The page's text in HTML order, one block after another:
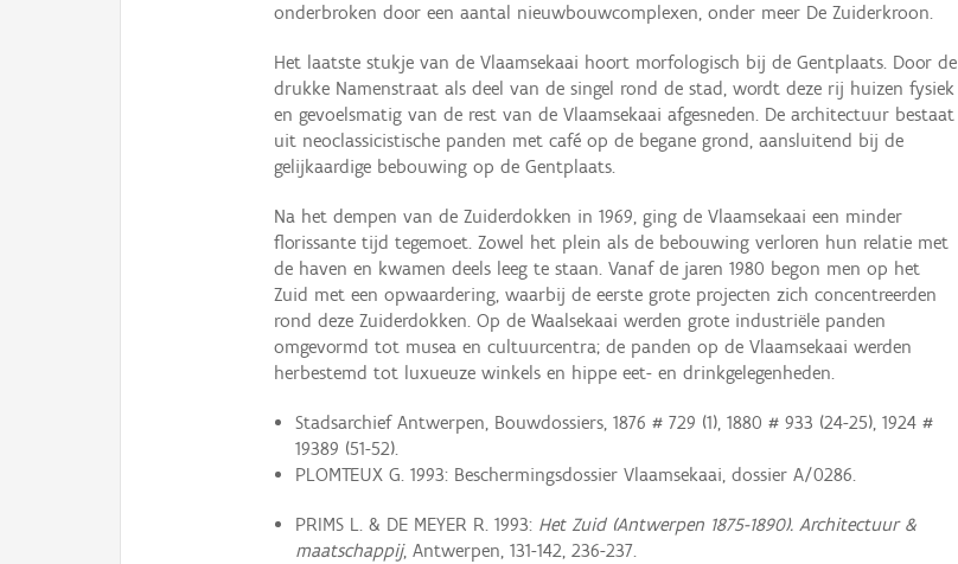
onderbroken door een aantal nieuwbouwcomplexen, onder meer De Zuiderkroon.
Het laatste stukje van de Vlaamsekaai hoort morfologisch bij de Gentplaats. Door de
drukke Namenstraat als deel van de singel rond de stad, wordt deze rij huizen fysiek
en gevoelsmatig van de rest van de Vlaamsekaai afgesneden. De architectuur bestaat
uit neoclassicistische panden met café op de begane grond, aansluitend bij de
gelijkaardige bebouwing op de Gentplaats.
Na het dempen van de Zuiderdokken in 1969, ging de Vlaamsekaai een minder
florissante tijd tegemoet. Zowel het plein als de bebouwing verloren hun relatie met
de haven en kwamen deels leeg te staan. Vanaf de jaren 1980 begon men op het
Zuid met een opwaardering, waarbij de eerste grote projecten zich concentreerden
rond deze Zuiderdokken. Op de Waalsekaai werden grote industriële panden
omgevormd tot musea en cultuurcentra; de panden op de Vlaamsekaai werden
herbestemd tot luxueuze winkels en hippe eet- en drinkgelegenheden.
Stadsarchief Antwerpen, Bouwdossiers, 1876 # 729 (1), 1880 # 933 (24-25), 1924 #
19389 (51-52).
PLOMTEUX G. 1993: Beschermingsdossier Vlaamsekaai, dossier A/0286.
PRIMS L. & DE MEYER R. 1993: Het Zuid (Antwerpen 1875-1890). Architectuur &
maatschappij, Antwerpen, 131-142, 236-237.